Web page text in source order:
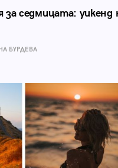
за седмицата: уикенд
БУРДЕВА